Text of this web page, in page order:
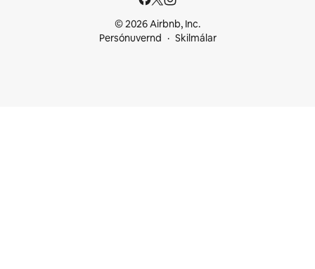
© 2026 Airbnb, Inc.
Persónuvernd
Skilmálar